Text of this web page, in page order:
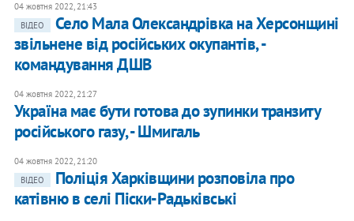
04 жовтня 2022, 21:43
ВІДЕО
Село Мала Олександрівка на Херсонщині
звільнене від російських окупантів, -
командування ДШВ
04 жовтня 2022, 21:27
Україна має бути готова до зупинки транзиту
російського газу, - Шмигаль
04 жовтня 2022, 21:20
ВІДЕО
Поліція Харківщини розповіла про
катівню в селі Піски-Радьківські